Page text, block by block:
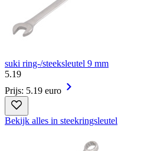
suki ring-/steeksleutel 9 mm
5.19
Prijs: 5.19 euro
Bekijk alles in steekringsleutel